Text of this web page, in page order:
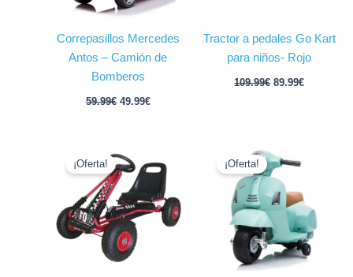
Correpasillos Mercedes
Antos – Camión de
Bomberos
59.99€ 49.99€
Tractor a pedales Go Kart
para niños- Rojo
109.99€ 89.99€
¡Oferta!
precio
original
era:
139.99€.
actual
es:
129.99€.
¡Oferta!
precio
original
era:
109.99€.99.99€.